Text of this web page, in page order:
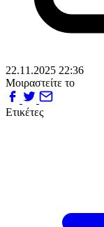
22.11.2025 22:36
Μοιραστείτε το
Ετικέτες